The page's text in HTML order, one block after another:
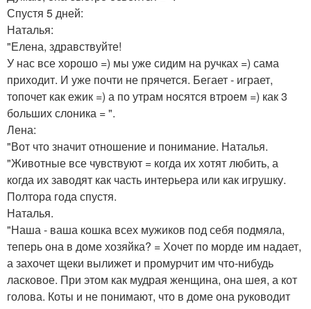
Спустя 5 дней:
Наталья:
"Елена, здравствуйте!
У нас все хорошо =) мы уже сидим на ручках =) сама
приходит. И уже почти не прячется. Бегает - играет,
топочет как ежик =) а по утрам носятся втроем =) как 3
больших слоника = ".
Лена:
"Вот что значит отношение и понимание. Наталья.
"Животные все чувствуют = когда их хотят любить, а
когда их заводят как часть интерьера или как игрушку.
Полтора года спустя.
Наталья.
"Наша - ваша кошка всех мужиков под себя подмяла,
теперь она в доме хозяйка? = Хочет по морде им надает,
а захочет щеки вылижет и промурчит им что-нибудь
ласковое. При этом как мудрая женщина, она шея, а кот
голова. Коты и не понимают, что в доме она руководит